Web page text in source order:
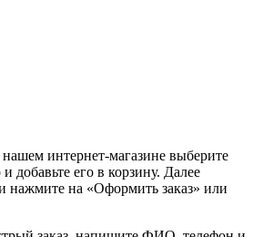
интернет-магазине выберите
добавьте его в корзину. Далее
нажмите на «Оформить заказ» или